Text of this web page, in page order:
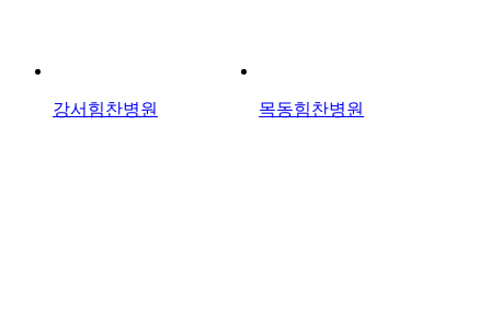
강서힘찬병원 목동힘찬병원